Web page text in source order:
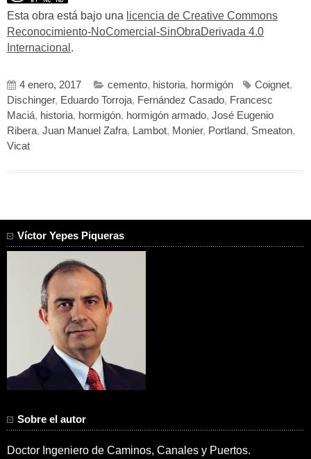
Esta obra está bajo una licencia de Creative Commons
Reconocimiento-NoComercial-SinObraDerivada 4.0
Internacional .
4 enero, 2017 cemento, historia, hormigón Coignet,
Dischinger, Eduardo Torroja, Fernández Casado, Francesc
Maciá, historia, hormigón, hormigón armado, José Eugenio
Ribera, Juan Manuel Zafra, Lambot, Monier, Portland, Smeaton,
Vicat
Víctor Yepes Piqueras
Sobre el autor
Doctor Ingeniero de Caminos, Canales y Puertos.